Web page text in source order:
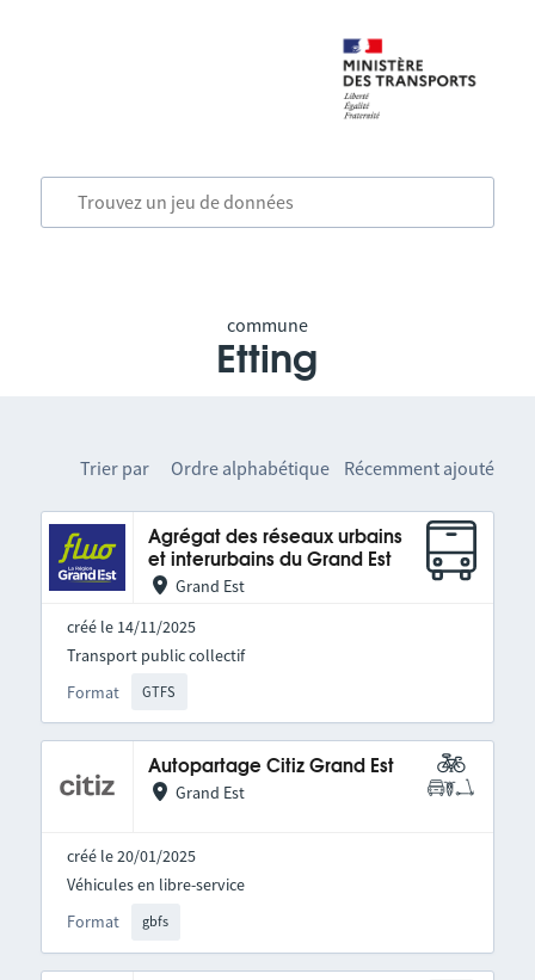
commune
Etting
Trier par Ordre alphabétique Récemment ajouté
Agrégat des réseaux urbains
et interurbains du Grand Est
Grand Est
créé le 14/11/2025
Format GTFS
Transport public collectif
Autopartage Citiz Grand Est
Grand Est
créé le 20/01/2025
Format gbfs
Véhicules en libre-service